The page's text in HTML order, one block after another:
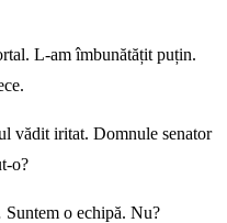
L-am îmbunătățit puțin.
vădit iritat. Domnule senator
o?
o echipă. Nu?